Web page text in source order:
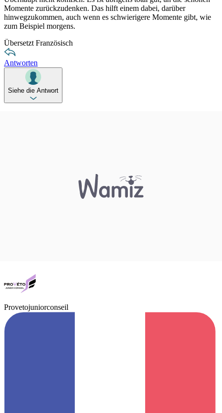
Momente zurückzudenken. Das hilft einem dabei, darüber
hinwegzukommen, auch wenn es schwierigere Momente gibt, wie
zum Beispiel morgens.
Übersetzt Französisch
Antworten
Siehe die Antwort
Provetojuniorconseil